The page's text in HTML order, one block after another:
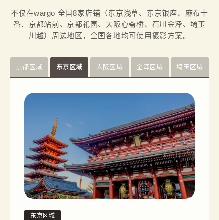
不仅在wargo 全国8家店铺（东京浅草、东京银座、麻布十
番、京都站前、京都祇园、大阪心斋桥、石川金泽、埼玉
川越）周边地区，全国各地均可使用摄影方案。
京都区域 东京区域 大阪区域 金泽区域 埼玉区域
东京区域